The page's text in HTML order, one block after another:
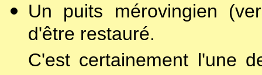
Un puits mérovingien
d'être restauré.
C'est certainement l'une